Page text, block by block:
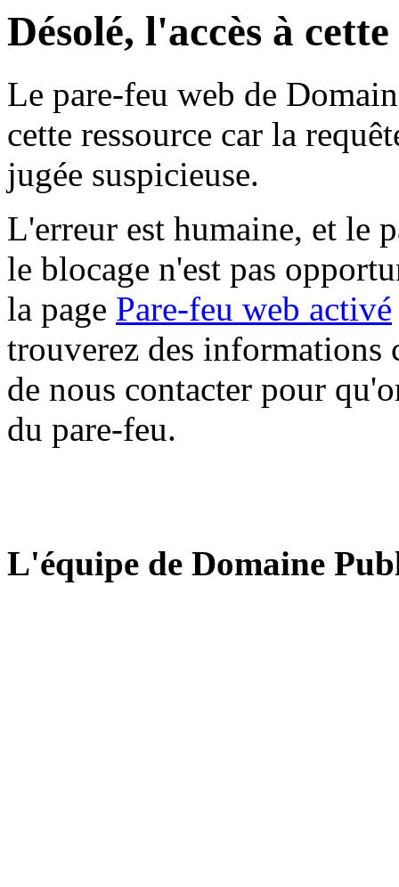
Désolé, l'accès à
Le pare-feu web de
cette ressource car la
jugée suspicieuse.
L'erreur est humaine, et le
le blocage n'est pas
la page Pare-feu web activé
trouverez des informations
de nous contacter pour
du pare-feu.
L'équipe de Domaine